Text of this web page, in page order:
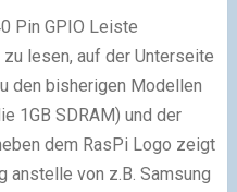
Pin GPIO Leiste
zu lesen, auf der Unterseite
den bisherigen Modellen
1GB SDRAM) und der
dem RasPi Logo zeigt
anstelle von z.B. Samsung